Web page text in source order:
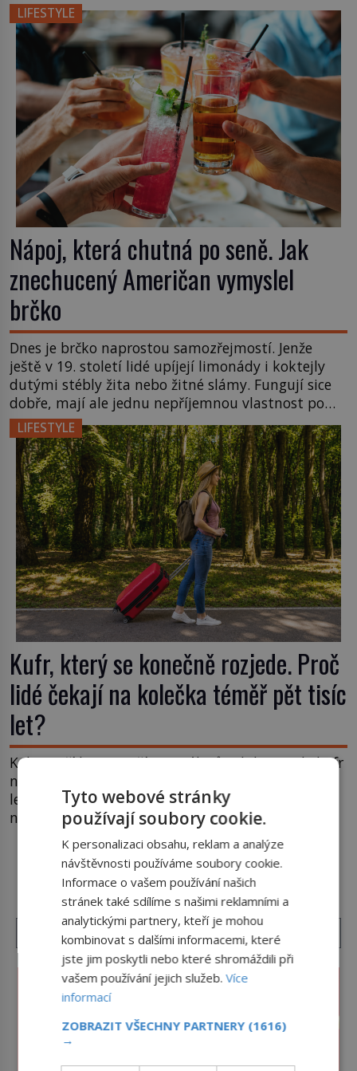
místo klasické americké rye whiskey či klidně
bourbonu nepoužijete skotskou whisku. Co se
stane? Inu, koktejl bude stále skvělý, ale už to
nebude Manhattan ale […]
LIFESTYLE
Nápoj, která chutná po seně. Jak
znechucený Američan vymyslel
brčko
Dnes je brčko naprostou samozřejmostí. Jenže
ještě v 19. století lidé upíjejí limonády i koktejly
dutými stébly žita nebo žitné slámy. Fungují sice
dobře, mají ale jednu nepříjemnou vlastnost po
chvíli se rozmáčejí a nápoji dodávají travnatou
příchuť. Právě tahle drobná nepříjemnost přivede
amerického výrobce cigaretových náustků k
nápadu, který změní způsob pití po celém […]
LIFESTYLE
Kufr, který se konečně rozjede. Proč
lidé čekají na kolečka téměř pět tisíc
let?
Kolo patří k nejstarším vynálezům lidstva, ale kufr
na kolečkách se objevuje až ve 20. století. Po tisíce
let lidé vláčejí těžká zavazadla v rukou, na zádech
nebo je nakládají na povozy. Stačí přitom jediný
nápad, připevnit ke kufru kolečka. Jenže právě ten
nikdo dlouho nedostane. Až jednou se na letišti
ozve věta, která změní […]
DALŠÍ ČLÁNKY Z RUBRIKY ›
Tyto webové stránky
používají soubory cookie.
K personalizaci obsahu, reklam a analýze
návštěvnosti používáme soubory cookie.
Informace o vašem používání našich
stránek také sdílíme s našimi reklamními a
analytickými partnery, kteří je mohou
kombinovat s dalšími informacemi, které
jste jim poskytli nebo které shromáždili při
vašem používání jejich služeb.Více
informací
ZOBRAZIT VŠECHNY PARTNERY (1616)
→